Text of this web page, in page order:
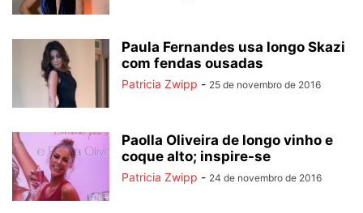
Paula Fernandes usa longo Skazi
com fendas ousadas
Patricia Zwipp - 25 de novembro de 2016
Paolla Oliveira de longo vinho e
coque alto; inspire-se
Patricia Zwipp - 24 de novembro de 2016